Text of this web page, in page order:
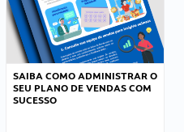
SAIBA COMO ADMINISTRAR O
SEU PLANO DE VENDAS COM
SUCESSO